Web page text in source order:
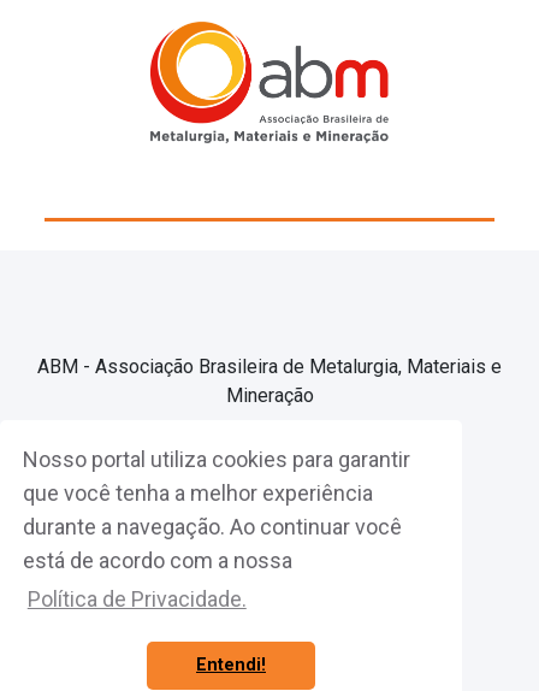
Nosso portal utiliza cookies para garantir
que você tenha a melhor experiência
durante a navegação. Ao continuar você
está de acordo com a nossa
Política de Privacidade.
Entendi!
ABM - Associação Brasileira de Metalurgia, Materiais e
Mineração
Associe-se
Fazer Login